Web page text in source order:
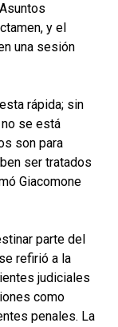
y el
una sesión
rápida; sin
se está
son para
ser tratados
Giacomone
parte del
refirió a la
judiciales
como
penales. La